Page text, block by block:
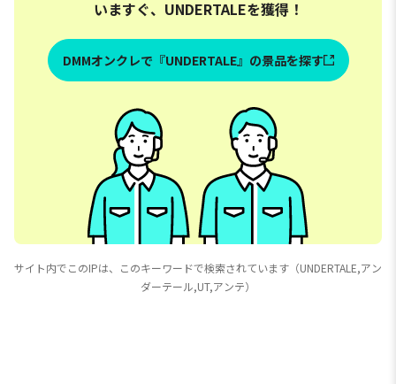
いますぐ、UNDERTALEを獲得！
DMMオンクレで『UNDERTALE』の景品を探す
サイト内でこのIPは、このキーワードで検索されています（UNDERTALE,アン
ダーテール,UT,アンテ）